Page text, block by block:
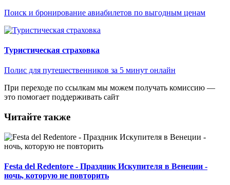
Поиск и бронирование авиабилетов по выгодным ценам
Туристическая страховка
Полис для путешественников за 5 минут онлайн
При переходе по ссылкам мы можем получать комиссию —
это помогает поддерживать сайт
Читайте также
Festa del Redentore - Праздник Искупителя в Венеции -
ночь, которую не повторить